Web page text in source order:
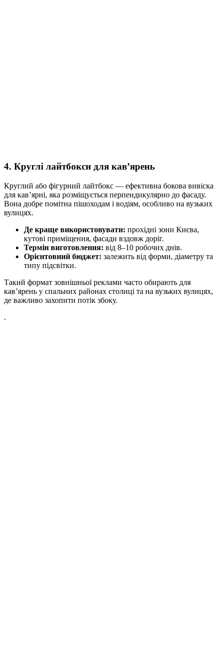
4. Круглі лайтбокси для кав’ярень
Круглий або фігурний лайтбокс — ефективна бокова вивіска
для кав’ярні, яка розміщується перпендикулярно до фасаду.
Вона добре помітна пішоходам і водіям, особливо на вузьких
вулицях.
Де краще використовувати: прохідні зони Києва,
кутові приміщення, фасади вздовж доріг.
Термін виготовлення: від 8–10 робочих днів.
Орієнтовний бюджет: залежить від форми, діаметру та
типу підсвітки.
Такий формат зовнішньої реклами часто обирають для
кав’ярень у спальних районах столиці та на вузьких вулицях,
де важливо захопити потік збоку.
.